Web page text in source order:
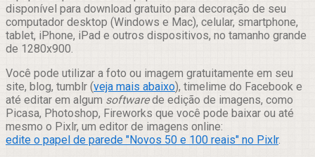
disponível para download gratuito para decoração de seu
computador desktop (Windows e Mac), celular, smartphone,
tablet, iPhone, iPad e outros dispositivos, no tamanho grande
de 1280x900.
Você pode utilizar a foto ou imagem gratuitamente em seu
site, blog, tumblr (veja mais abaixo), timelime do Facebook e
até editar em algum softwarede edição de imagens, como
Picasa, Photoshop, Fireworks que você pode baixar ou até
mesmo o Pixlr, um editor de imagens online:
edite o papel de parede "Novos 50 e 100 reais" no Pixlr.